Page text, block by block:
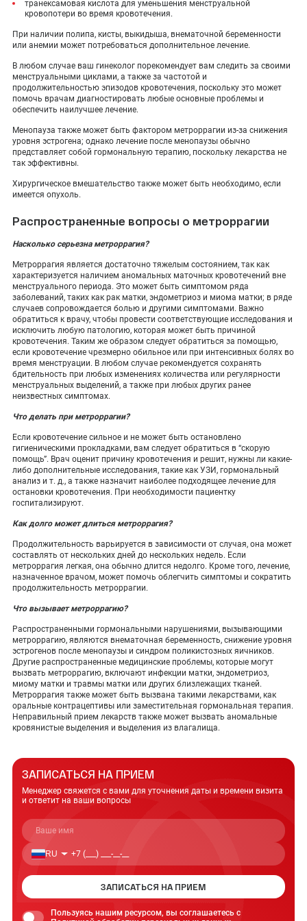
транексамовая кислота для уменьшения менструальной
кровопотери во время кровотечения.
При наличии полипа, кисты, выкидыша, внематочной беременности
или анемии может потребоваться дополнительное лечение.
В любом случае ваш гинеколог порекомендует вам следить за своими
менструальными циклами, а также за частотой и
продолжительностью эпизодов кровотечения, поскольку это может
помочь врачам диагностировать любые основные проблемы и
обеспечить наилучшее лечение.
Менопауза также может быть фактором метроррагии из-за снижения
уровня эстрогена; однако лечение после менопаузы обычно
представляет собой гормональную терапию, поскольку лекарства не
так эффективны.
Хирургическое вмешательство также может быть необходимо, если
имеется опухоль.
Распространенные вопросы о метроррагии
Насколько серьезна метроррагия?
Метроррагия является достаточно тяжелым состоянием, так как
характеризуется наличием аномальных маточных кровотечений вне
менструального периода. Это может быть симптомом ряда
заболеваний, таких как рак матки, эндометриоз и миома матки; в ряде
случаев сопровождается болью и другими симптомами. Важно
обратиться к врачу, чтобы провести соответствующие исследования и
исключить любую патологию, которая может быть причиной
кровотечения. Таким же образом следует обратиться за помощью,
если кровотечение чрезмерно обильное или при интенсивных болях во
время менструации. В любом случае рекомендуется сохранять
бдительность при любых изменениях количества или регулярности
менструальных выделений, а также при любых других ранее
неизвестных симптомах.
Что делать при метроррагии?
Если кровотечение сильное и не может быть остановлено
гигиеническими прокладками, вам следует обратиться в “скорую
помощь”. Врач оценит причину кровотечения и решит, нужны ли какие-
либо дополнительные исследования, такие как УЗИ, гормональный
анализ и т. д., а также назначит наиболее подходящее лечение для
остановки кровотечения. При необходимости пациентку
госпитализируют.
Как долго может длиться метроррагия?
Продолжительность варьируется в зависимости от случая, она может
составлять от нескольких дней до нескольких недель. Если
метроррагия легкая, она обычно длится недолго. Кроме того, лечение,
назначенное врачом, может помочь облегчить симптомы и сократить
продолжительность метроррагии.
Что вызывает метроррагию?
Распространенными гормональными нарушениями, вызывающими
метроррагию, являются внематочная беременность, снижение уровня
эстрогенов после менопаузы и синдром поликистозных яичников.
Другие распространенные медицинские проблемы, которые могут
вызвать метроррагию, включают инфекции матки, эндометриоз,
миому матки и травмы матки или других близлежащих тканей.
Метроррагия также может быть вызвана такими лекарствами, как
оральные контрацептивы или заместительная гормональная терапия.
Неправильный прием лекарств также может вызвать аномальные
кровянистые выделения и выделения из влагалища.
ЗАПИСАТЬСЯ НА ПРИЕМ
Менеджер свяжется с вами для уточнения даты и времени визита
и ответит на ваши вопросы
RU
ЗАПИСАТЬСЯ НА ПРИЕМ
Пользуясь нашим ресурсом, вы соглашаетесь с